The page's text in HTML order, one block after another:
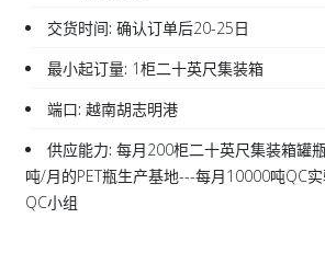
交货时间: 确认订单后20-25日
最小起订量: 1柜二十英尺集装箱
端口: 越南胡志明港
供应能力: 每月200柜二十英尺集装箱罐
吨/月的PET瓶生产基地---每月10000吨QC
QC小组